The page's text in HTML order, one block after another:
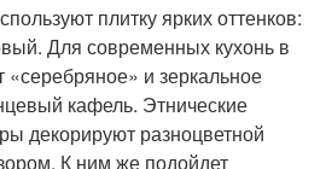
плитку ярких оттенков:
Для современных кухонь в
«серебряное» и зеркальное
кафель. Этнические
декорируют разноцветной
К ним же подойдет